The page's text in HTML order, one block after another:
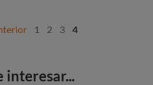
1 2 3 4
interesar...